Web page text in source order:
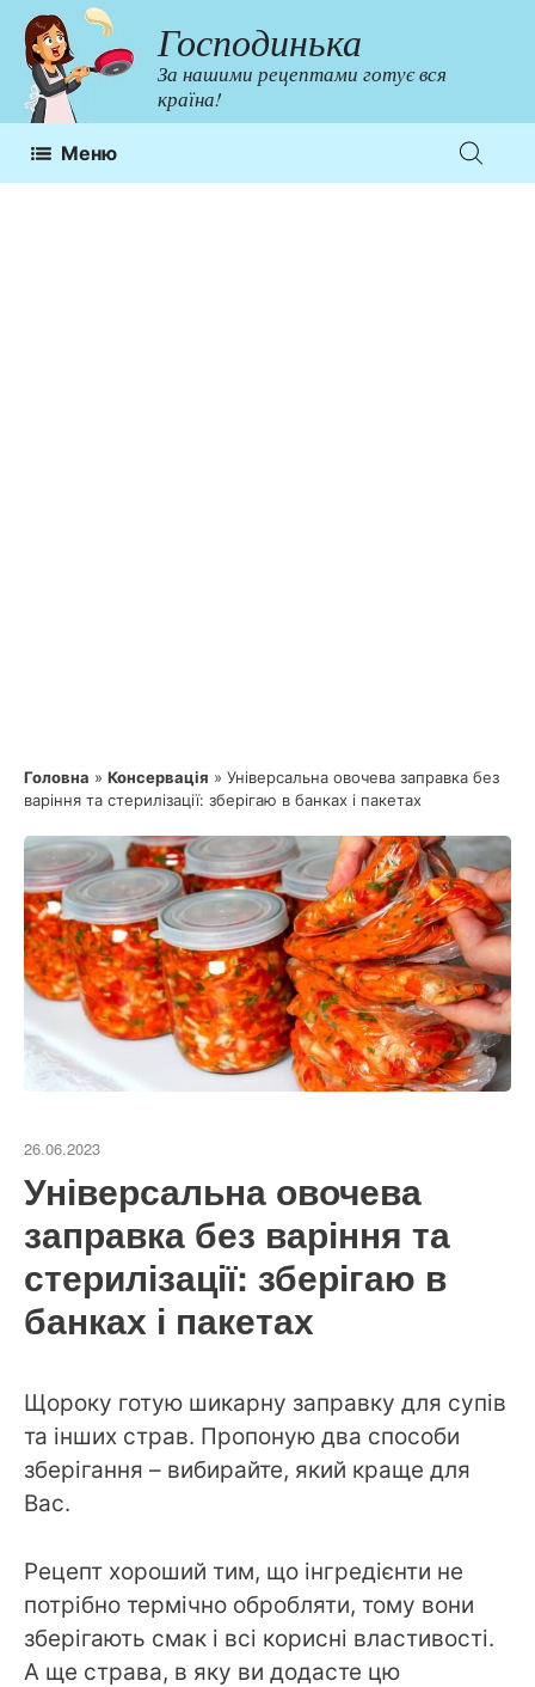
Перейти
до
контенту
Господинька
За нашими рецептами готує вся
країна!
Меню
Головна » Консервація » Універсальна овочева заправка без
варіння та стерилізації: зберігаю в банках і пакетах
26.06.2023
Універсальна овочева
заправка без варіння та
стерилізації: зберігаю в
банках і пакетах
Щороку готую шикарну заправку для супів
та інших страв. Пропоную два способи
зберігання – вибирайте, який краще для
Вас.
Рецепт хороший тим, що інгредієнти не
потрібно термічно обробляти, тому вони
зберігають смак і всі корисні властивості.
А ще страва, в яку ви додасте цю